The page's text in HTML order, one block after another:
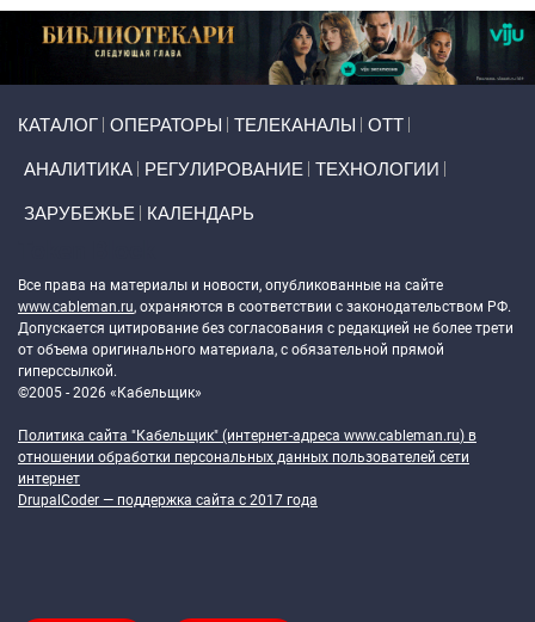
КАТАЛОГ ОПЕРАТОРЫ ТЕЛЕКАНАЛЫ ОТТ
АНАЛИТИКА РЕГУЛИРОВАНИЕ ТЕХНОЛОГИИ
ЗАРУБЕЖЬЕ КАЛЕНДАРЬ
Все права на материалы и новости, опубликованные на сайте
www.cableman.ru, охраняются в соответствии с законодательством РФ.
Допускается цитирование без согласования с редакцией не более трети
от объема оригинального материала, с обязательной прямой
гиперссылкой.
©2005 - 2026 «Кабельщик»
Политика сайта "Кабельщик" (интернет-адреса www.cableman.ru) в
отношении обработки персональных данных пользователей сети
интернет
DrupalCoder — поддержка сайта c 2017 года